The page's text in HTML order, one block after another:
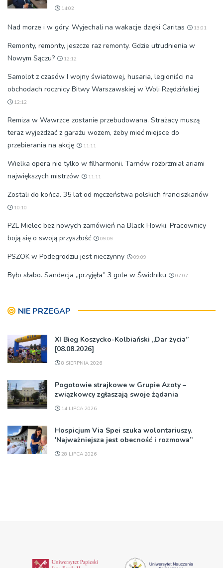
14:02
Nad morze i w góry. Wyjechali na wakacje dzięki Caritas 13:01
Remonty, remonty, jeszcze raz remonty. Gdzie utrudnienia w
Nowym Sączu?
12:12
Samolot z czasów I wojny światowej, husaria, legioniści na
obchodach rocznicy Bitwy Warszawskiej w Woli Rzędzińskiej
12:12
Remiza w Wawrzce zostanie przebudowana. Strażacy muszą
teraz wyjeżdżać z garażu wozem, żeby mieć miejsce do
przebierania na akcję
11:11
Wielka opera nie tylko w filharmonii. Tarnów rozbrzmiał ariami
największych mistrzów
11:11
Zostali do końca. 35 lat od męczeństwa polskich franciszkanów
10:10
PZL Mielec bez nowych zamówień na Black Howki. Pracownicy
boją się o swoją przyszłość
09:09
PSZOK w Podegrodziu jest nieczynny 09:09
Było słabo. Sandecja „przyjęła” 3 gole w Świdniku 07:07
NIE PRZEGAP
XI Bieg Koszycko-Kolbiański „Dar życia”
[08.08.2026]
8 SIERPNIA 2026
Pogotowie strajkowe w Grupie Azoty –
związkowcy zgłaszają swoje żądania
14 LIPCA 2026
Hospicjum Via Spei szuka wolontariuszy.
'Najważniejsza jest obecność i rozmowa”
28 LIPCA 2026